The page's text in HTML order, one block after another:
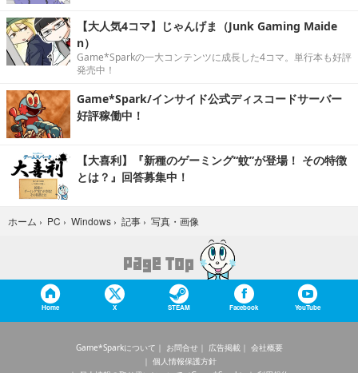
【大人気4コマ】じゃんげま（Junk Gaming Maide
n）
Game*Sparkの一大コンテンツに成長した4コマ。単行本も好評
発売中！
Game*Spark/インサイド公式ディスコードサーバー
好評稼働中！
【大喜利】『新種のゲーミング“蚊”が登場！ その特徴
とは？』回答募集中！
ホーム › PC › Windows › 記事 › 写真・画像
Home X STEAM Facebook YouTube
Game*Sparkについて お問合せ 広告掲載
会社概要
個人情報保護方針